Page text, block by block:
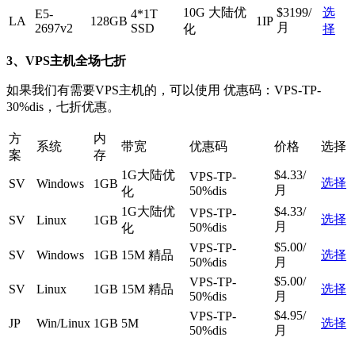
LA
E5-
2697v2
128GB
4*1T
SSD
10G 大陆优
化
1IP
$3199/
月
选
择
3、VPS主机全场七折
如果我们有需要VPS主机的，可以使用 优惠码： VPS-TP-
30%dis ，七折优惠。
方
案
系统
内
存
带宽 优惠码 价格 选择
SV Windows 1GB
1G大陆优
化
VPS-TP-
50%dis
$4.33/
月
选择
SV Linux 1GB
1G大陆优
化
VPS-TP-
50%dis
$4.33/
月
选择
SV Windows 1GB 15M 精品
VPS-TP-
50%dis
$5.00/
月
选择
SV Linux 1GB 15M 精品
VPS-TP-
50%dis
$5.00/
月
选择
JP Win/Linux 1GB 5M
VPS-TP-
50%dis
$4.95/
月
选择